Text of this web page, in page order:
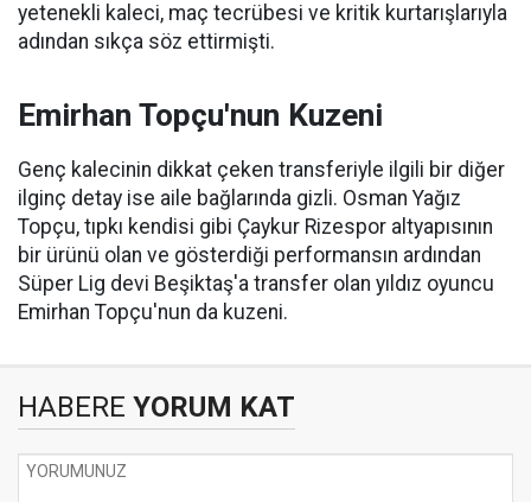
yetenekli kaleci, maç tecrübesi ve kritik kurtarışlarıyla
adından sıkça söz ettirmişti.
Emirhan Topçu'nun Kuzeni
Genç kalecinin dikkat çeken transferiyle ilgili bir diğer
ilginç detay ise aile bağlarında gizli. Osman Yağız
Topçu, tıpkı kendisi gibi Çaykur Rizespor altyapısının
bir ürünü olan ve gösterdiği performansın ardından
Süper Lig devi Beşiktaş'a transfer olan yıldız oyuncu
Emirhan Topçu'nun da kuzeni.
HABERE YORUM KAT